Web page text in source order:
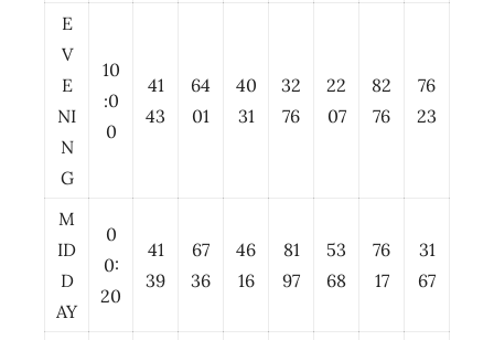
E
V
E
NI
N
G
10
:0
0
41
43
64
01
40
31
32
76
22
07
82
76
76
23
M
ID
D
AY
0
0:
20
41
39
67
36
46
16
81
97
53
68
76
17
31
67